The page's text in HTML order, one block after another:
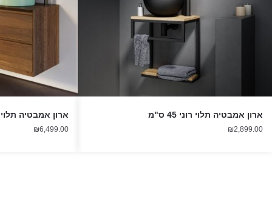
ארון אמבטיה תלוי רוני 45 ס"מ
₪2,899.00
ארון אמבטיה תלוי עץ 120
₪6,499.00